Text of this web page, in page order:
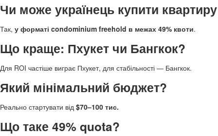
Чи може українець купити
Так, у форматі condominium freehold в межах 49% квоти.
Що краще: Пхукет чи Бангкок?
Для ROI частіше виграє Пхукет, для стабільності — Бангкок.
Який мінімальний бюджет?
Реально стартувати від $70–100 тис.
Що таке 49% quota?